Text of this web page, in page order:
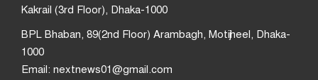
Kakrail (3rd Floor), Dhaka-1000
BPL Bhaban, 89(2nd Floor) Arambagh, Motijheel, Dhaka-
1000
Email: nextnews01@gmail.com